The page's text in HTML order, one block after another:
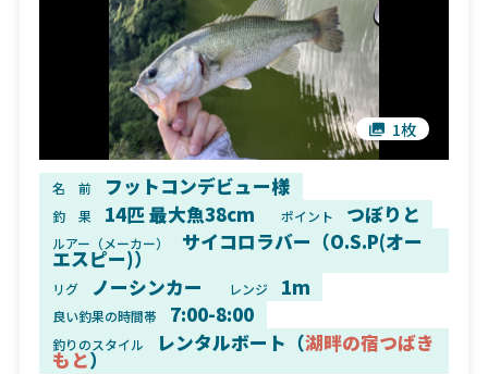
1枚
名 前 フットコンデビュー様
釣 果 14匹 最大魚38cm ポイント つぼりと
ルアー（メーカー） サイコロラバー（O.S.P(オー
エスピー)）
リグ ノーシンカー レンジ 1m
良い釣果の時間帯 7:00-8:00
釣りのスタイル レンタルボート（湖畔の宿つばき
もと）